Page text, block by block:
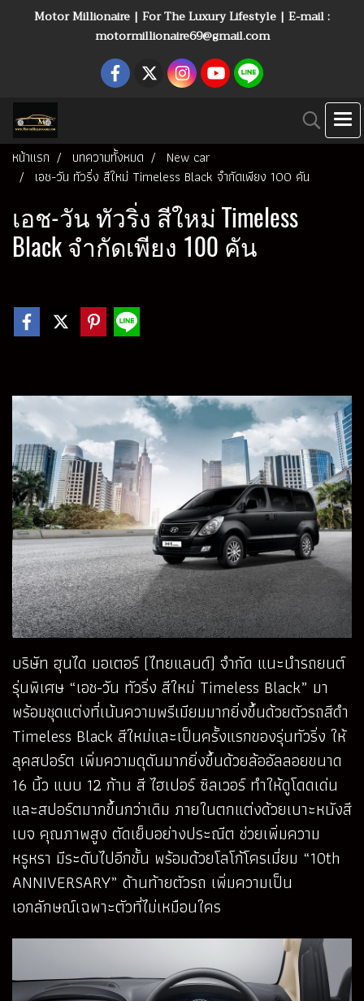
Motor Millionaire | For The Luxury Lifestyle | E-mail :
motormillionaire69@gmail.com
หน้าแรก บทความทั้งหมด
New car
เอช-วัน ทัวริ่ง สีใหม่ Timeless Black จำกัดเพียง 100 คัน
เอช-วัน ทัวริ่ง สีใหม่ Timeless
Black จำกัดเพียง 100 คัน
บริษัท ฮุนได มอเตอร์ (ไทยแลนด์) จำกัด แนะนำรถยนต์
รุ่นพิเศษ “เอช-วัน ทัวริ่ง สีใหม่ Timeless Black” มา
พร้อมชุดแต่งที่เน้นความพรีเมียมมากยิ่งขึ้นด้วยตัวรถสีดำ
Timeless Black สีใหม่และเป็นครั้งแรกของรุ่นทัวริ่ง ให้
ลุคสปอร์ต เพิ่มความดุดันมากยิ่งขึ้นด้วยล้ออัลลอยขนาด
16 นิ้ว แบบ 12 ก้าน สี ไฮเปอร์ ซิลเวอร์ ทำให้ดูโดดเด่น
และสปอร์ตมากขึ้นกว่าเดิม ภายในตกแต่งด้วยเบาะหนังสี
เบจ คุณภาพสูง ตัดเย็บอย่างประณีต ช่วยเพิ่มความ
หรูหรา มีระดับไปอีกขั้น พร้อมด้วยโลโก้โครเมี่ยม “10th
ANNIVERSARY” ด้านท้ายตัวรถ เพิ่มความเป็น
เอกลักษณ์เฉพาะตัวที่ไม่เหมือนใคร